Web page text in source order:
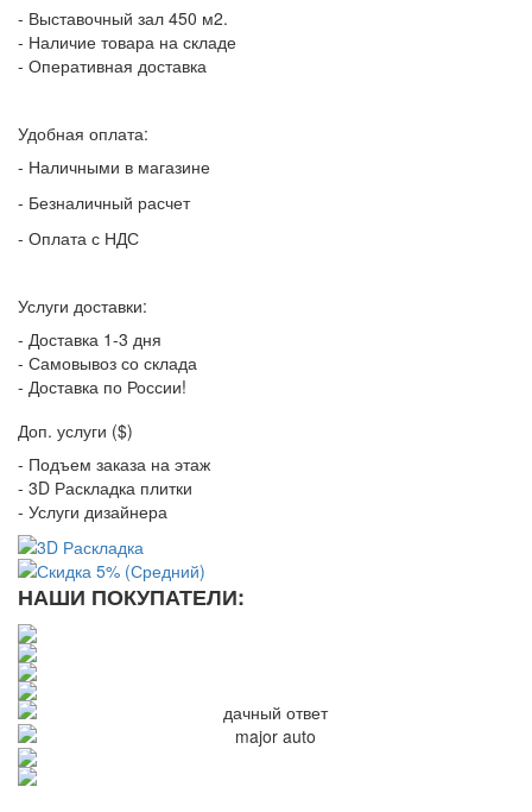
- Выставочный зал 450 м2.
- Наличие товара на складе
- Оперативная доставка
Удобная оплата:
- Наличными в магазине
- Безналичный расчет
- Оплата с НДС
Услуги доставки:
- Доставка 1-3 дня
- Самовывоз со склада
- Доставка по России!
Доп. услуги ($)
- Подъем заказа на этаж
- 3D Раскладка плитки
- Услуги дизайнера
НАШИ ПОКУПАТЕЛИ: